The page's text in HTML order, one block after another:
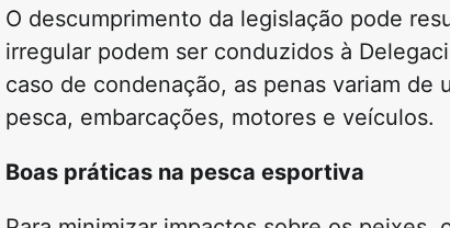
O descumprimento da legislação pode
irregular podem ser conduzidos à
caso de condenação, as penas variam de
pesca, embarcações, motores e veículos.
Boas práticas na pesca esportiva